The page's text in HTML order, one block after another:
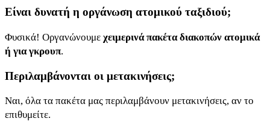
Είναι δυνατή η οργάνωση ατομικού ταξιδιού;
Φυσικά! Οργανώνουμε χειμερινά πακέτα διακοπών ατομικά
ή για γκρουπ.
Περιλαμβάνονται οι μετακινήσεις;
Ναι, όλα τα πακέτα μας περιλαμβάνουν μετακινήσεις, αν το
επιθυμείτε.